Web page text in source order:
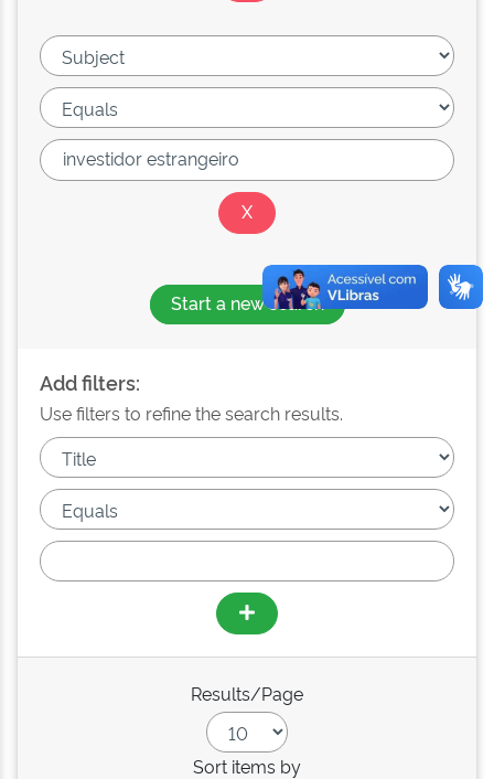
Start a new search
Add filters:
Use filters to refine the search results.
Results/Page
Sort items by